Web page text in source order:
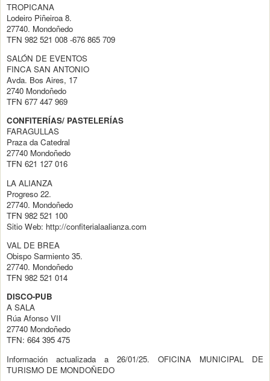
TROPICANA
Lodeiro Piñeiroa 8.
27740. Mondoñedo
TFN 982 521 008 -676 865 709
SALÓN DE EVENTOS
FINCA SAN ANTONIO
Avda. Bos Aires, 17
2740 Mondoñedo
TFN 677 447 969
CONFITERÍAS/ PASTELERÍAS
FARAGULLAS
Praza da Catedral
27740 Mondoñedo
TFN 621 127 016
LA ALIANZA
Progreso 22.
27740. Mondoñedo
TFN 982 521 100
Sitio Web: http://confiterialaalianza.com
VAL DE BREA
Obispo Sarmiento 35.
27740. Mondoñedo
TFN 982 521 014
DISCO-PUB
A SALA
Rúa Afonso VII
27740 Mondoñedo
TFN: 664 395 475
Información actualizada a 26/01/25. OFICINA MUNICIPAL DE
TURISMO DE MONDOÑEDO